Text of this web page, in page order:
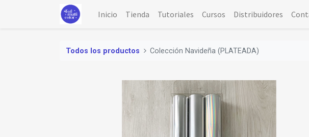
Inicio Tienda Tutoriales Cursos Distribuidores
Todos los productos Colección Navideña (PLATEADA)